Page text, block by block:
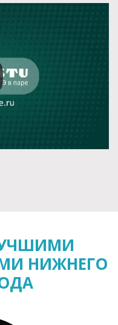
НИЖНЕГО